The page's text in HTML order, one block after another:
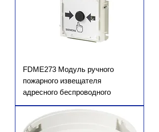
FDME273 Модуль ручного
пожарного извещателя
адресного беспроводного